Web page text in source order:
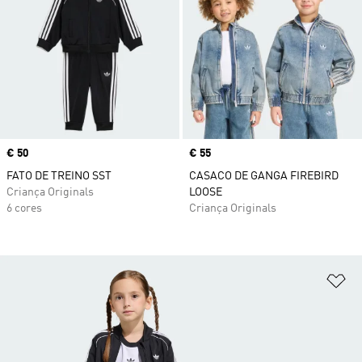
Price
€ 50
FATO DE TREINO SST
Criança Originals
6 cores
Price
€ 55
CASACO DE GANGA FIREBIRD
LOOSE
Criança Originals